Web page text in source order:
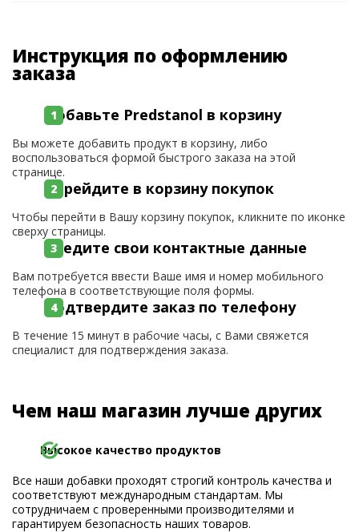
Инструкция по оформлению
заказа
Добавьте Predstanol в корзину
Вы можете добавить продукт в корзину, либо
воспользоваться формой быстрого заказа на этой
странице.
Перейдите в корзину покупок
Чтобы перейти в Вашу корзину покупок, кликните по иконке
сверху страницы.
Введите свои контактные данные
Вам потребуется ввести Ваше имя и номер мобильного
телефона в соответствующие поля формы.
Подтвердите заказ по телефону
В течение 15 минут в рабочие часы, с Вами свяжется
специалист для подтверждения заказа.
Чем наш магазин лучше других
Высокое качество продуктов
Все наши добавки проходят строгий контроль качества и
соответствуют международным стандартам. Мы
сотрудничаем с проверенными производителями и
гарантируем безопасность наших товаров.